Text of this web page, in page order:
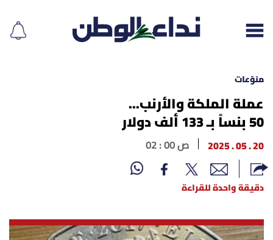
إقرأ الجريدة
لبنان
الغلاف
نداء اليوم
منوّعات
عملة الملكة والأرنب...
50 بنساً بـ 133 ألف دولار
20 . 05 . 2025 02 : 00 ص
دقيقة واحدة للقراءة